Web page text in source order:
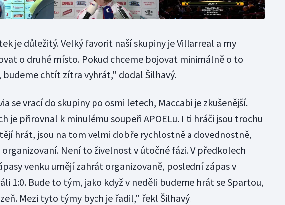
je důležitý. Velký favorit naší skupiny je Villarreal a my
o druhé místo. Pokud chceme bojovat minimálně o to
budeme chtít zítra vyhrát," dodal Šilhavý.
se vrací do skupiny po osmi letech, Maccabi je zkušenější.
je přirovnal k minulému soupeři APOELu. I ti hráči jsou trochu
hrát, jsou na tom velmi dobře rychlostně a dovednostně,
Není to živelnost v útočné fázi. V předkolech
venku umějí zahrát organizovaně, poslední zápas v
1:0. Bude to tým, jako když v neděli budeme hrát se Spartou,
Mezi tyto týmy bych je řadil," řekl Šilhavý.